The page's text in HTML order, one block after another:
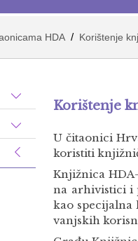
HDA / Korištenje
Korištenje
U čitaonici
koristiti
Knjižnica
na arhivistici i
kao
vanjskih